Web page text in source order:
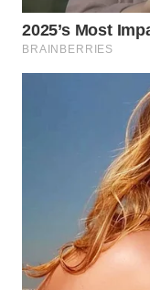
SUMEDANG
WN
CIANJUR
TANGERANG
WN